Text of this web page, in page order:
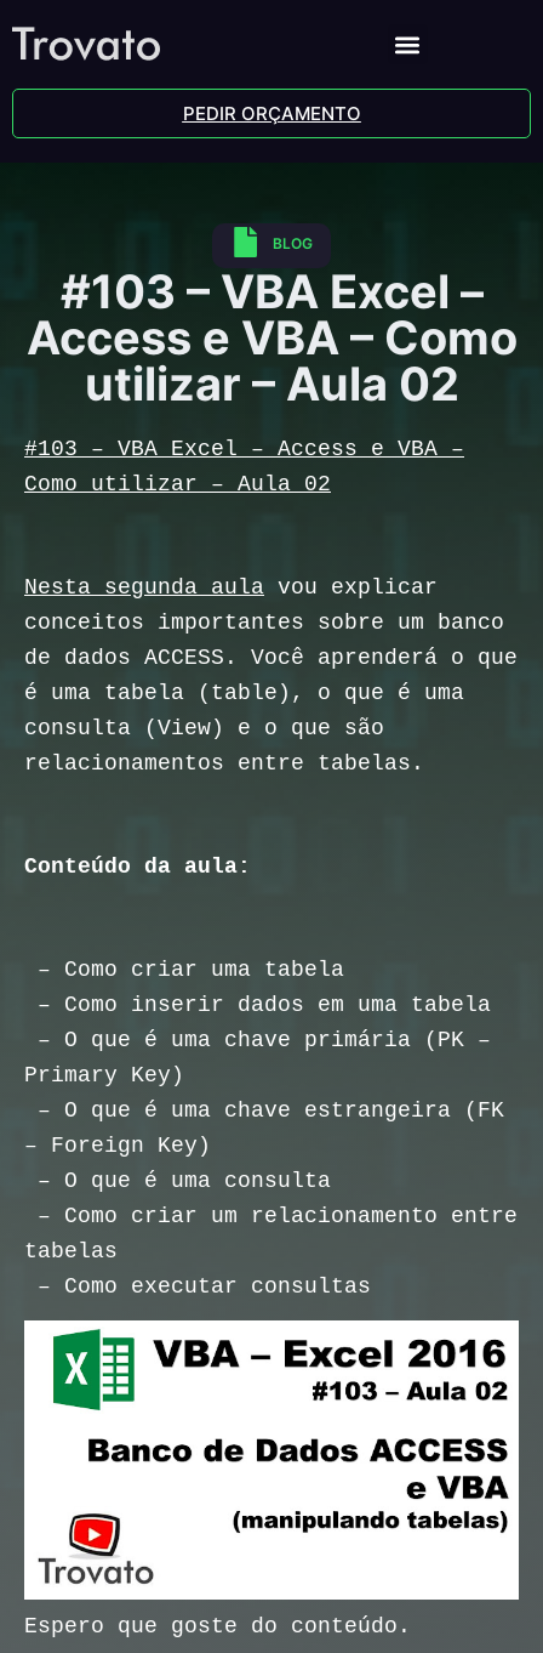
PEDIR ORÇAMENTO
BLOG
#103 – VBA Excel –
Access e VBA – Como
utilizar – Aula 02
#103 – VBA Excel – Access e VBA –
Como utilizar – Aula 02
Nesta segunda aula vou explicar
conceitos importantes sobre um banco
de dados ACCESS. Você aprenderá o que
é uma tabela (table), o que é uma
consulta (View) e o que são
relacionamentos entre tabelas.
Conteúdo da aula:
– Como criar uma tabela
– Como inserir dados em uma tabela
– O que é uma chave primária (PK –
Primary Key)
– O que é uma chave estrangeira (FK
– Foreign Key)
– O que é uma consulta
– Como criar um relacionamento entre
tabelas
– Como executar consultas
Espero que goste do conteúdo.